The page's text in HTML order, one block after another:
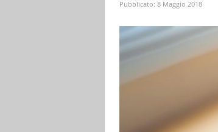
Pubblicato: 8 Maggio 2018